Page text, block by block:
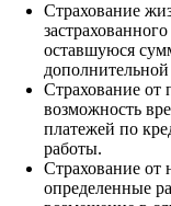
Страхование
оставшуюся
Страхование от
возможность
платежей по
работы.
Страхование от
определенные